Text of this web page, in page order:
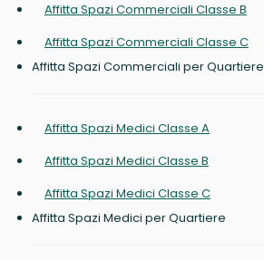
Affitta Spazi Commerciali Classe B
Affitta Spazi Commerciali Classe C
Affitta Spazi Commerciali per Quartiere
Affitta Spazi Medici Classe A
Affitta Spazi Medici Classe B
Affitta Spazi Medici Classe C
Affitta Spazi Medici per Quartiere